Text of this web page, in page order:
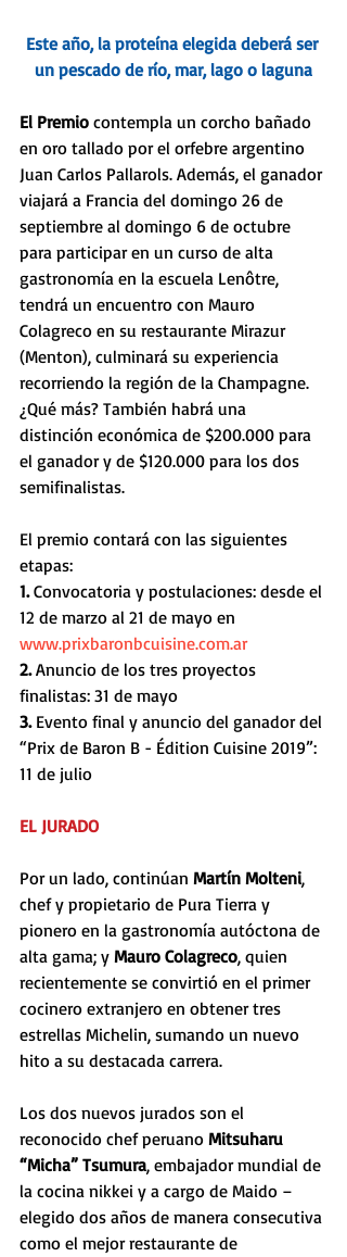
Este año, la proteína elegida deberá ser
un pescado de río, mar, lago o laguna
El Premio contempla un corcho bañado
en oro tallado por el orfebre argentino
Juan Carlos Pallarols. Además, el ganador
viajará a Francia del domingo 26 de
septiembre al domingo 6 de octubre
para participar en un curso de alta
gastronomía en la escuela Lenôtre,
tendrá un encuentro con Mauro
Colagreco en su restaurante Mirazur
(Menton), culminará su experiencia
recorriendo la región de la Champagne.
¿Qué más? También habrá una
distinción económica de $200.000 para
el ganador y de $120.000 para los dos
semifinalistas.
El premio contará con las siguientes
etapas:
1. Convocatoria y postulaciones: desde el
12 de marzo al 21 de mayo en
www.prixbaronbcuisine.com.ar
2. Anuncio de los tres proyectos
finalistas: 31 de mayo
3. Evento final y anuncio del ganador del
“Prix de Baron B - Édition Cuisine 2019”:
11 de julio
EL JURADO
Por un lado, continúan Martín Molteni,
chef y propietario de Pura Tierra y
pionero en la gastronomía autóctona de
alta gama; y Mauro Colagreco, quien
recientemente se convirtió en el primer
cocinero extranjero en obtener tres
estrellas Michelin, sumando un nuevo
hito a su destacada carrera.
Los dos nuevos jurados son el
reconocido chef peruano Mitsuharu
“Micha” Tsumura, embajador mundial de
la cocina nikkei y a cargo de Maido –
elegido dos años de manera consecutiva
como el mejor restaurante de